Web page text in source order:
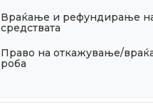
Враќање и рефундирање
средствата
Право на откажување/
роба